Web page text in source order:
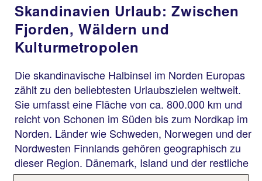
Skandinavien Urlaub: Zwischen
Fjorden, Wäldern und
Kulturmetropolen
Die skandinavische Halbinsel im Norden Europas
zählt zu den beliebtesten Urlaubszielen weltweit.
Sie umfasst eine Fläche von ca. 800.000 km und
reicht von Schonen im Süden bis zum Nordkap im
Norden. Länder wie Schweden, Norwegen und der
Nordwesten Finnlands gehören geographisch zu
dieser Region. Dänemark, Island und der restliche
Teil von Finnland werden nur im historischen und